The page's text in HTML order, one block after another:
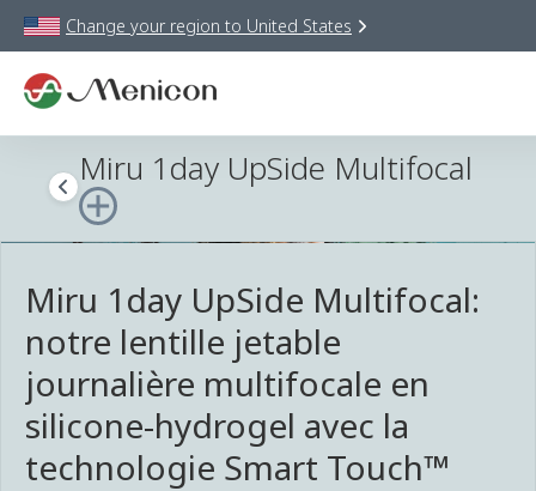
Change your region to United States
Miru 1day UpSide Multifocal
Miru 1day UpSide Multifocal:
notre lentille jetable
journalière multifocale en
silicone-hydrogel avec la
technologie Smart Touch™